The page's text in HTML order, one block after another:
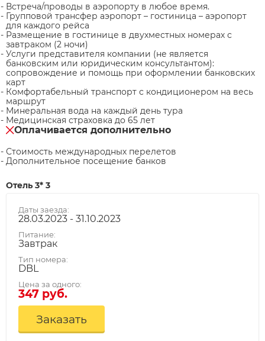
Встреча/проводы в аэропорту в любое время.
Групповой трансфер аэропорт – гостиница – аэропорт
для каждого рейса
Размещение в гостинице в двухместных номерах с
завтраком (2 ночи)
Услуги представителя компании (не является
банковским или юридическим консультантом):
сопровождение и помощь при оформлении банковских
карт
Комфортабельный транспорт с кондиционером на весь
маршрут
Минеральная вода на каждый день тура
Медицинская страховка до 65 лет
Оплачивается дополнительно
Стоимость международных перелетов
Дополнительное посещение банков
Отель 3* 3
Даты заезда:
28.03.2023 - 31.10.2023
Питание:
Завтрак
Тип номера:
DBL
Цена за одного:
347 руб.
Заказать